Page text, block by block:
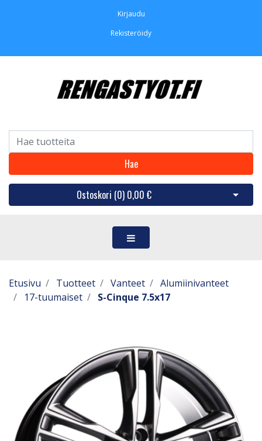
Kirjaudu
Rekisteröidy
Hae
Ostoskori (0) 0,00 € Avaa
Etusivu Tuotteet Vanteet
Alumiinivanteet
17-tuumaiset
S-Cinque 7.5x17